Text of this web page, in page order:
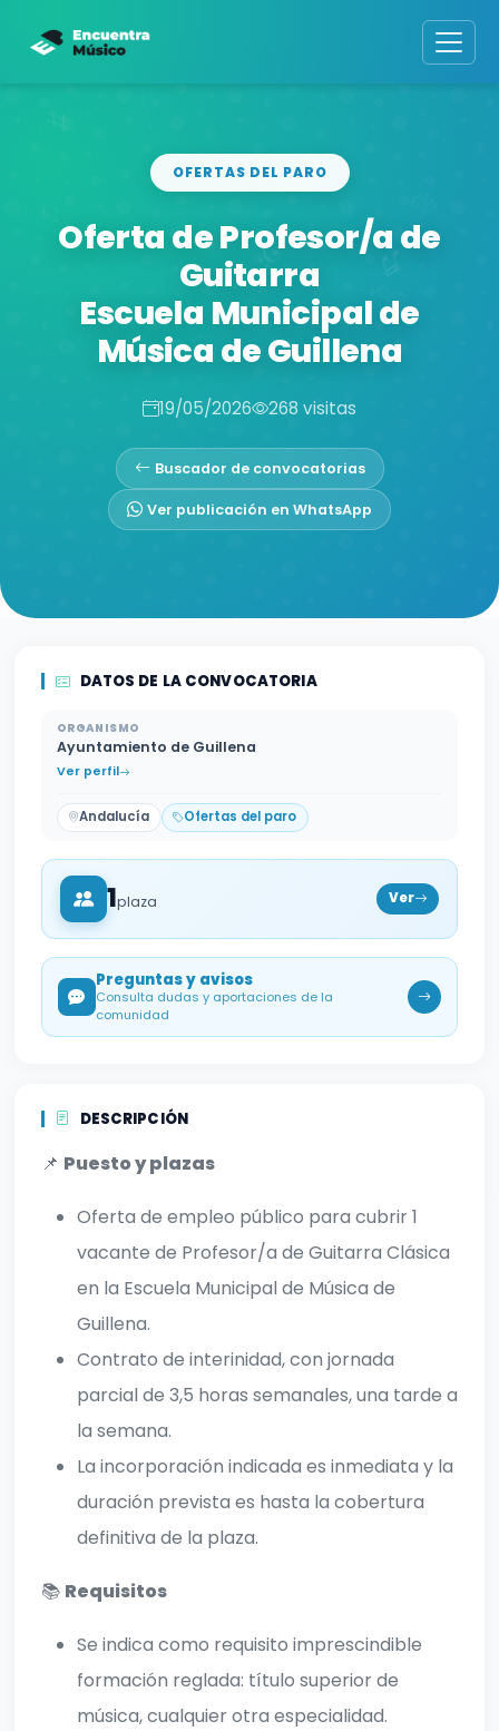
OFERTAS DEL PARO
Oferta de Profesor/a de
Guitarra
Escuela Municipal de
Música de Guillena
19/05/2026 268 visitas
Buscador de convocatorias
Ver publicación en WhatsApp
DATOS DE LA CONVOCATORIA
ORGANISMO
Ayuntamiento de Guillena
Ver perfil
Andalucía Ofertas del paro
1plaza Ver
Preguntas y avisos
Consulta dudas y aportaciones de la
comunidad
DESCRIPCIÓN
📌 Puesto y plazas
Oferta de empleo público para cubrir 1
vacante de Profesor/a de Guitarra Clásica
en la Escuela Municipal de Música de
Guillena.
Contrato de interinidad, con jornada
parcial de 3,5 horas semanales, una tarde a
la semana.
La incorporación indicada es inmediata y la
duración prevista es hasta la cobertura
definitiva de la plaza.
📚 Requisitos
Se indica como requisito imprescindible
formación reglada: título superior de
música, cualquier otra especialidad.